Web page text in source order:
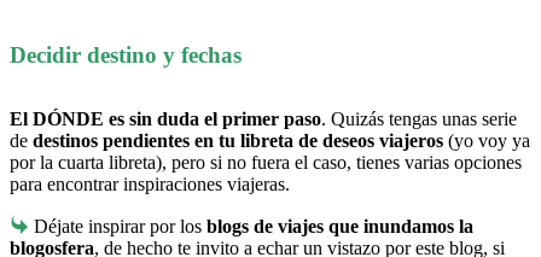
Decidir destino y fechas
El DÓNDE es sin duda el primer paso. Quizás tengas unas serie
de destinos pendientes en tu libreta de deseos viajeros (yo voy ya
por la cuarta libreta), pero si no fuera el caso, tienes varias opciones
para encontrar inspiraciones viajeras.
Déjate inspirar por los blogs de viajes que inundamos la
blogosfera, de hecho te invito a echar un vistazo por este blog, si